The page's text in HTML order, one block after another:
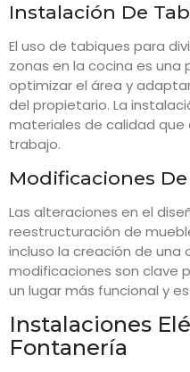
Instalación De
El uso de tabiques para
zonas en la cocina es
optimizar el área y
del propietario. La
materiales de calidad que
trabajo.
Modificaciones
Las alteraciones en el
reestructuración de
incluso la creación de una
modificaciones son clave
un lugar más funcional y
Instalaciones
Fontanería